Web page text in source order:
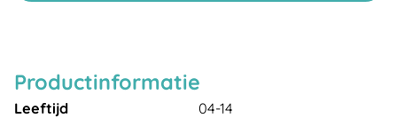
Productinformatie
Leeftijd
04-14